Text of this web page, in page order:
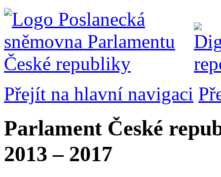
Přejít na hlavní navigaci
Parlament České
2013 – 2017